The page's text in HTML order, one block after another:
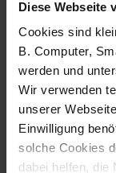
Diese Webseite
Cookies sind
B. Computer,
werden und
Wir verwenden
unserer
Einwilligung
solche Cookies
dabei helfen, die
Fotografo:
Sternbach
Download